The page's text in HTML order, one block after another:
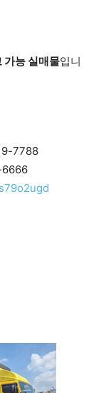
가능 실매물입니
7788
6666